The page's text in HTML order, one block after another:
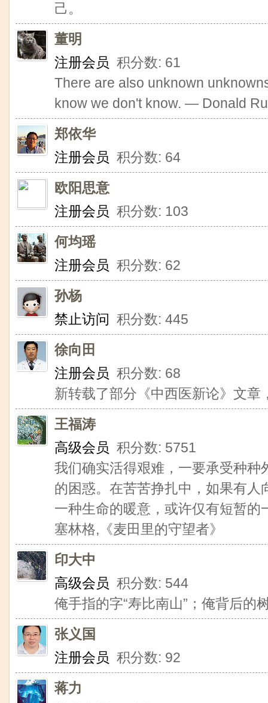
己。
董明
注册会员 积分数: 61
There are also unknown
know we don't know. — Donald
郑依华
注册会员 积分数: 64
欧阳思意
注册会员 积分数: 103
何均瑶
注册会员 积分数: 62
孙杨
禁止访问 积分数: 445
徐向田
注册会员 积分数: 68
新转载了部分《中西医新论》文章
王福涛
高级会员 积分数: 5751
我们确实活得艰难，一要承受种
的困惑。在苦苦挣扎中，如果有
一种生命的暖意，或许仅有短暂
塞林格,《麦田里的守望者》
印大中
高级会员 积分数: 544
俺手指的字“寿比南山”；俺背后的
张义国
注册会员 积分数: 92
蒋力